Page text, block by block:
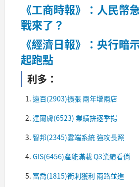
《工商時報》：人民幣
戰來了？
《經濟日報》：央行暗
起跑點
利多：
遠百(2903)擴張 兩年增兩店
達爾膚(6523) 業績拚逐季揚
智邦(2345)雲端系統 強攻長照
GIS(6456)產能滿載 Q3業績看俏
富喬(1815)衝刺獲利 兩路並進​